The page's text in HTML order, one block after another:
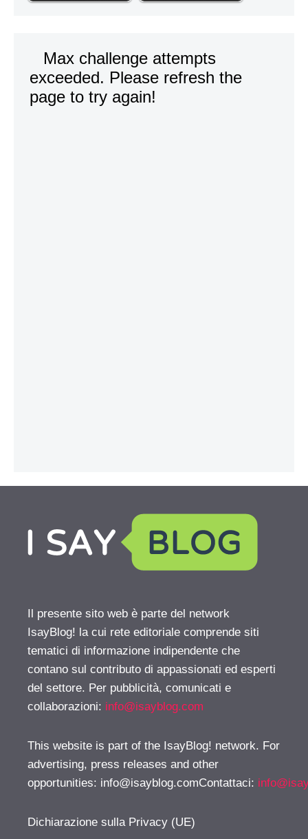
Il presente sito web è parte del network
IsayBlog! la cui rete editoriale comprende siti
tematici di informazione indipendente che
contano sul contributo di appassionati ed esperti
del settore. Per pubblicità, comunicati e
collaborazioni: info@isayblog.com
This website is part of the IsayBlog! network. For
advertising, press releases and other
opportunities: info@isayblog.comContattaci:
Dichiarazione sulla Privacy (UE)